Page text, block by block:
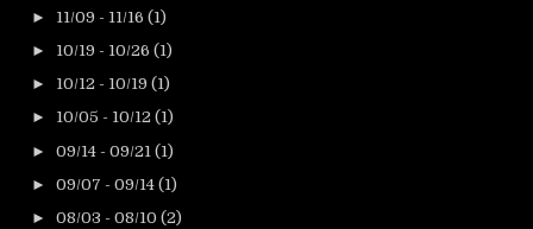
► 11/09 - 11/16 (1)
► 10/19 - 10/26 (1)
► 10/12 - 10/19 (1)
► 10/05 - 10/12 (1)
► 09/14 - 09/21 (1)
► 09/07 - 09/14 (1)
► 08/03 - 08/10 (2)